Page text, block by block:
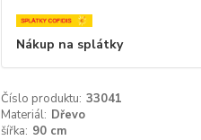
Nákup na splátky
Číslo produktu: 33041
Materiál: Dřevo
šířka: 90 cm